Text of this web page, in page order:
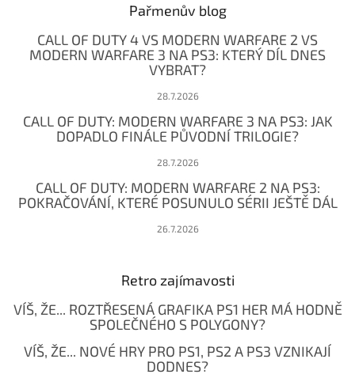
Pařmenův blog
CALL OF DUTY 4 VS MODERN WARFARE 2 VS
MODERN WARFARE 3 NA PS3: KTERÝ DÍL DNES
VYBRAT?
28.7.2026
CALL OF DUTY: MODERN WARFARE 3 NA PS3: JAK
DOPADLO FINÁLE PŮVODNÍ TRILOGIE?
28.7.2026
CALL OF DUTY: MODERN WARFARE 2 NA PS3:
POKRAČOVÁNÍ, KTERÉ POSUNULO SÉRII JEŠTĚ DÁL
26.7.2026
Retro zajímavosti
VÍŠ, ŽE... ROZTŘESENÁ GRAFIKA PS1 HER MÁ HODNĚ
SPOLEČNÉHO S POLYGONY?
VÍŠ, ŽE... NOVÉ HRY PRO PS1, PS2 A PS3 VZNIKAJÍ
DODNES?